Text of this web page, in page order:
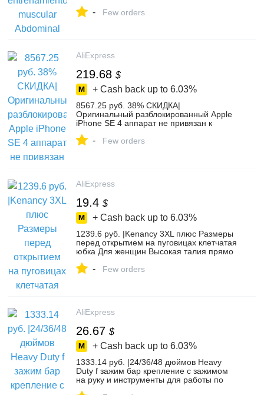
adelgazante corporal Fitness masaje traje-
- Few orders
AliExpress
219.68 $
+ Cash back up to 6.03%
8567.25 руб. 38% СКИДКА|
Оригинальный разблокированный Apple
iPhone SE 4 аппарат не привязан к
телефонов на базе iOS Touch ID чип A9
- Few orders
AliExpress
19.4 $
+ Cash back up to 6.03%
1239.6 руб. |Kenancy 3XL плюс Размеры
перед открытием на пуговицах клетчатая
юбка Для женщин Высокая талия прямо
in Юбки from Женская одежда on
- Few orders
AliExpress
26.67 $
+ Cash back up to 6.03%
1333.14 руб. |24/36/48 дюймов Heavy
Duty f зажим бар крепление с зажимом
на руку и инструменты для работы по